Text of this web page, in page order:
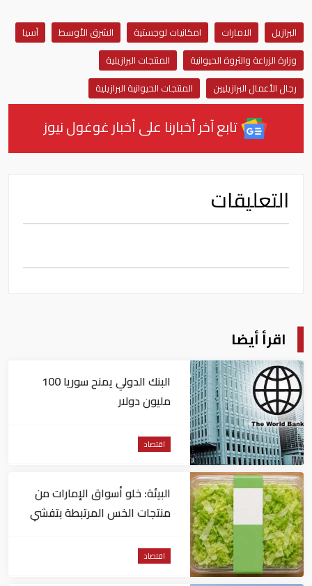
البرازيل الامارات امكانيات لوجستية الشرق الأوسط
آسيا
وزارة الزراعة والثروة الحيوانية
المنتجات البرازيلية
رجال الأعمال البرازيليين
المنتجات الحيوانية البرازيلية
تابع آخر أخبارنا على أخبار غوغول نيوز
التعليقات
اقرأ أيضا
البنك الدولي يمنح سوريا 100
مليون دولار
اقتصاد
البيئة: خلو أسواق الإمارات من
منتجات الخس المرتبطة بتفشي
اقتصاد